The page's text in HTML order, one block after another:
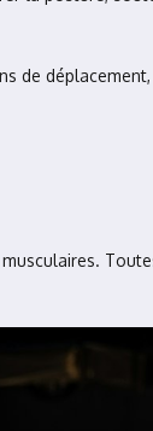
de